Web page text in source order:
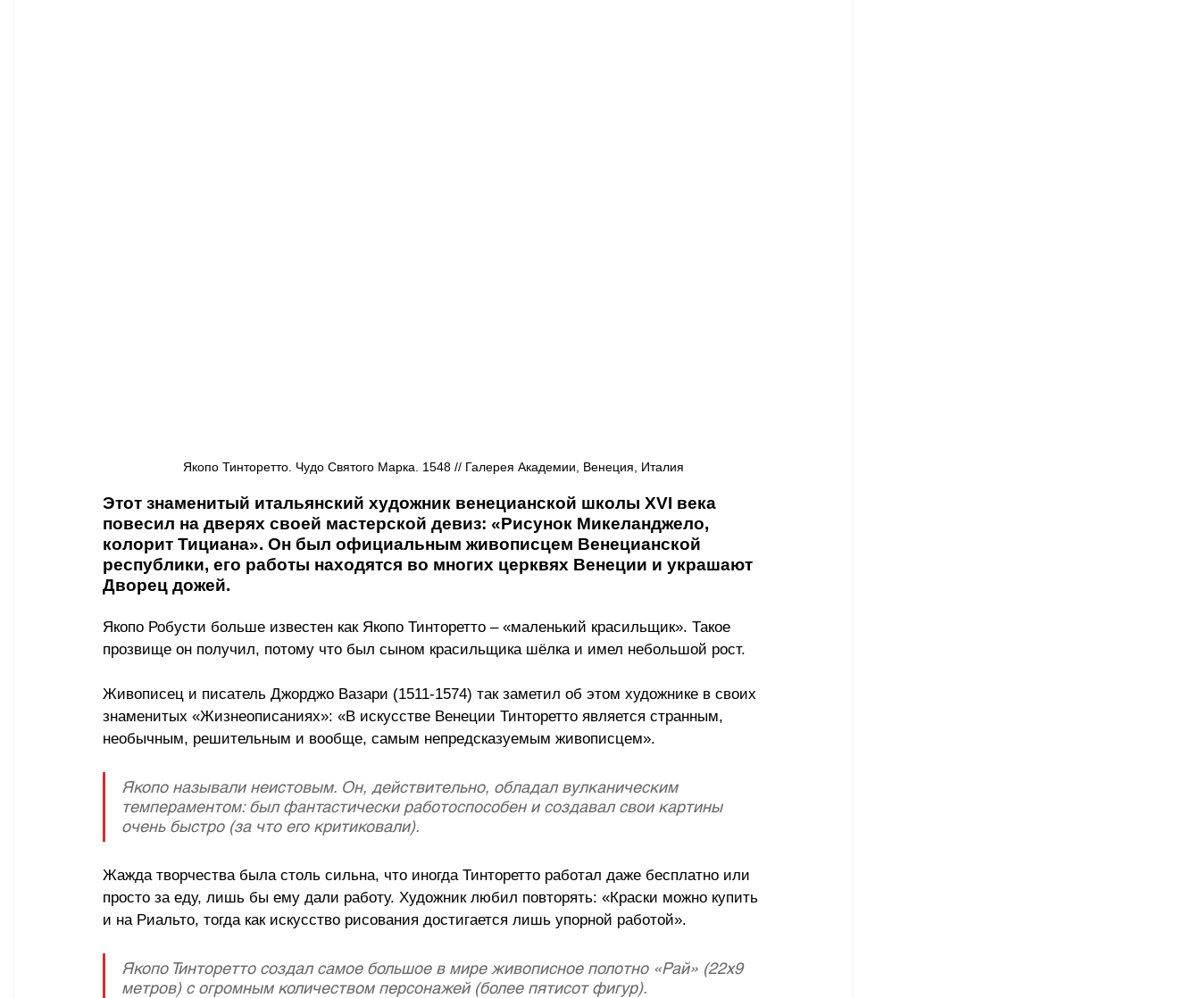
Якопо Тинторетто. Чудо Святого Марка. 1548 // Галерея Академии, Венеция, Италия
Этот знаменитый итальянский художник венецианской школы XVI века
повесил на дверях своей мастерской девиз: «Рисунок Микеланджело,
колорит Тициана». Он был официальным живописцем Венецианской
республики, его работы находятся во многих церквях Венеции и украшают
Дворец дожей.
Якопо Робусти больше известен как Якопо Тинторетто – «маленький красильщик». Такое
прозвище он получил, потому что был сыном красильщика шёлка и имел небольшой рост.
Живописец и писатель Джорджо Вазари (1511-1574) так заметил об этом художнике в своих
знаменитых «Жизнеописаниях»: «В искусстве Венеции Тинторетто является странным,
необычным, решительным и вообще, самым непредсказуемым живописцем».
Якопо называли неистовым. Он, действительно, обладал вулканическим
темпераментом: был фантастически работоспособен и создавал свои картины
очень быстро (за что его критиковали).
Жажда творчества была столь сильна, что иногда Тинторетто работал даже бесплатно или
просто за еду, лишь бы ему дали работу. Художник любил повторять: «Краски можно купить
и на Риальто, тогда как искусство рисования достигается лишь упорной работой».
Якопо Тинторетто создал самое большое в мире живописное полотно «Рай» (22х9
метров) с огромным количеством персонажей (более пятисот фигур).